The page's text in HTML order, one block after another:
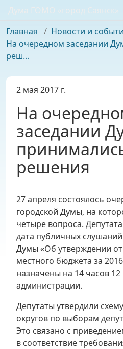
Дума ГОМО «город Саянск»
Главная / Новости и
На очередном заседании
реш...
2 мая 2017 г.
На
заседании
решения
27 апреля состоялось
городской Думы, на
четыре вопроса.
дата публичных
Думы «Об утверждении
местного бюджета за
назначены на 14 часов
администрации.
Депутаты утвердили
округов по выборам
Это связано с
в соответствие